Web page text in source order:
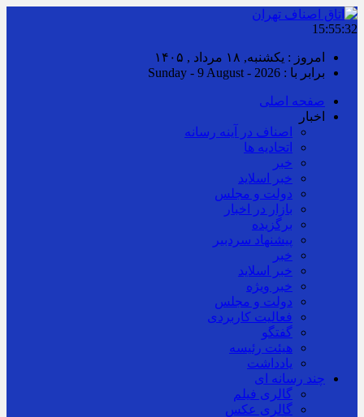
15:55:33
امروز : یکشنبه, ۱۸ مرداد , ۱۴۰۵
برابر با : Sunday - 9 August - 2026
صفحه اصلی
اخبار
اصناف در آینه رسانه
اتحادیه ها
خبر
خبر اسلايد
دولت و مجلس
بازار در اخبار
برگزیده
پیشنهاد سردبیر
خبر
خبر اسلايد
خبر ویژه
دولت و مجلس
فعالیت کاربردی
گفتگو
هیئت رئیسه
یادداشت
چند رسانه ای
گالری فیلم
گالری عکس